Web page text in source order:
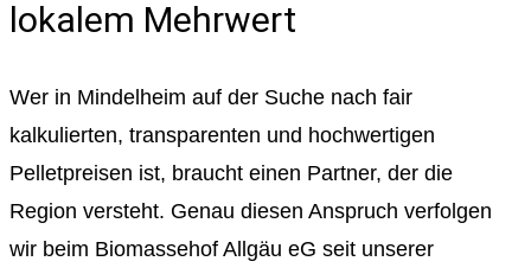
lokalem Mehrwert
Wer in Mindelheim auf der Suche nach fair
kalkulierten, transparenten und hochwertigen
Pelletpreisen ist, braucht einen Partner, der die
Region versteht. Genau diesen Anspruch verfolgen
wir beim Biomassehof Allgäu eG seit unserer